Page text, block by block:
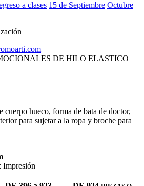
a clases 15 de Septiembre Octubre
DE HILO ELASTICO
cuerpo hueco, forma de bata de doctor,
para sujetar a la ropa y broche para
Impresión